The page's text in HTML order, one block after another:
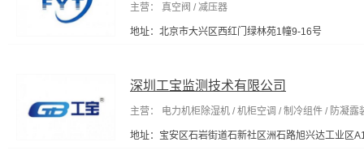
主营： 真空阀 / 减压器
地址：北京市大兴区西红门绿林苑1幢9-16号
深圳工宝监测技术有限公司
主营： 电力机柜除湿机 / 机柜空调 / 制冷组件 / 防凝
地址：宝安区石岩街道石新社区洲石路旭兴达工业区